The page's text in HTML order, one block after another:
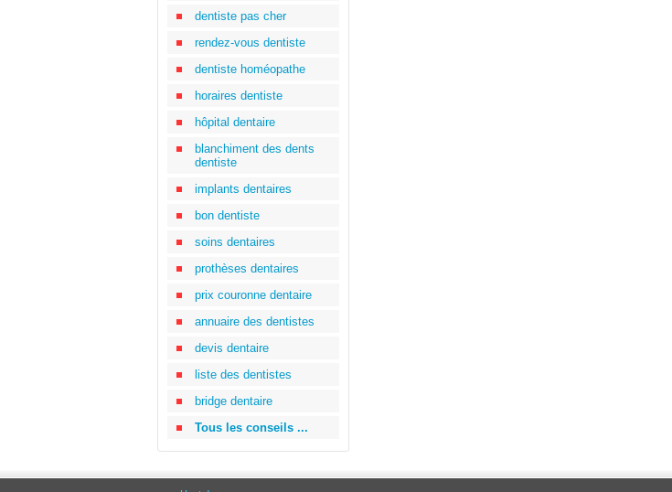
dentiste pas cher
rendez-vous dentiste
dentiste homéopathe
horaires dentiste
hôpital dentaire
blanchiment des dents
dentiste
implants dentaires
bon dentiste
soins dentaires
prothèses dentaires
prix couronne dentaire
annuaire des dentistes
devis dentaire
liste des dentistes
bridge dentaire
Tous les conseils ...